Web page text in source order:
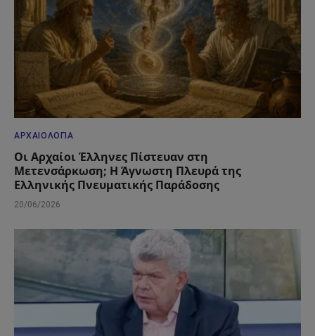
ΑΡΧΑΙΟΛΟΓΊΑ
Οι Αρχαίοι Έλληνες Πίστευαν στη
Μετενσάρκωση; Η Άγνωστη Πλευρά της
Ελληνικής Πνευματικής Παράδοσης
20/06/2026